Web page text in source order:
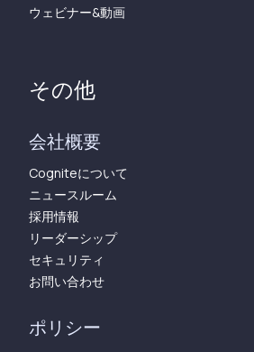
ウェビナー&動画
その他
会社概要
Cogniteについて
ニュースルーム
採用情報
リーダーシップ
セキュリティ
お問い合わせ
ポリシー